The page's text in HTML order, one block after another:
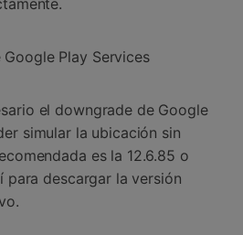
Play Services
el downgrade de Google
simular la ubicación sin
es la 12.6.85 o
para descargar la versión